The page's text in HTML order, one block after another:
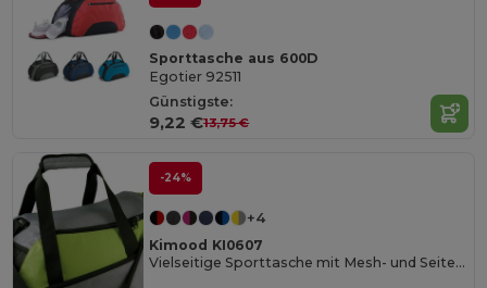
Sporttasche aus 600D
Egotier 92511
Günstigste:
9,22 €13,75 €
-24%
+4
Kimood KI0607
Vielseitige Sporttasche mit Mesh- und Seitentaschen